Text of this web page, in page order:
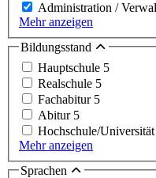
Administration /
Mehr anzeigen
Bildungsstand
Hauptschule 5
Realschule 5
Fachabitur 5
Abitur 5
Hochschule/Universität
Mehr anzeigen
Sprachen